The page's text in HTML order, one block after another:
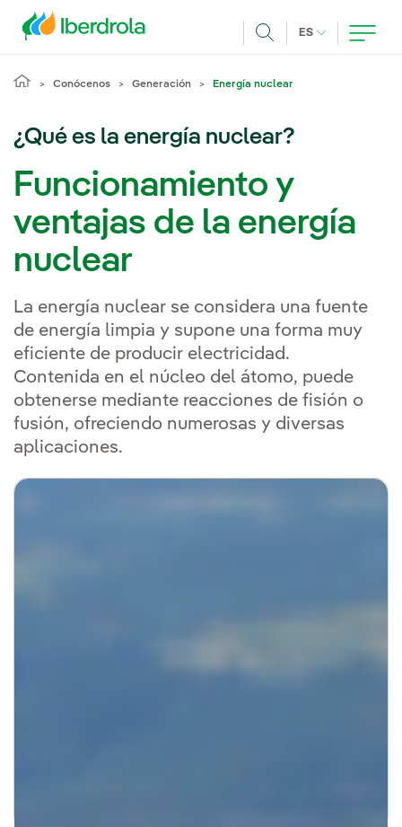
ES IDIOMA
Conócenos Generación Energía nuclear
¿Qué es la energía nuclear?
Funcionamiento y
ventajas de la energía
nuclear
La energía nuclear se considera una fuente
de energía limpia y supone una forma muy
eficiente de producir electricidad.
Contenida en el núcleo del átomo, puede
obtenerse mediante reacciones de fisión o
fusión, ofreciendo numerosas y diversas
aplicaciones.